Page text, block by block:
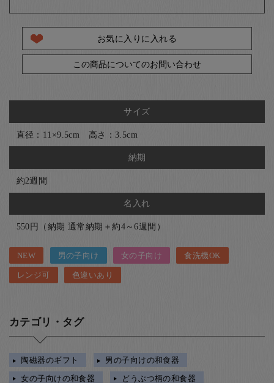
お気に入りに入れる
この商品についてのお問い合わせ
サイズ
直径：11×9.5cm 高さ：3.5cm
納期
約2週間
名入れ
550円（納期 通常納期＋約4～6週間）
NEW 男の子向け 女の子向け 食洗機OK
レンジ可 色違いあり
カテゴリ・タグ
陶磁器のギフト
男の子向けの和食器
女の子向けの和食器
どうぶつ柄の和食器